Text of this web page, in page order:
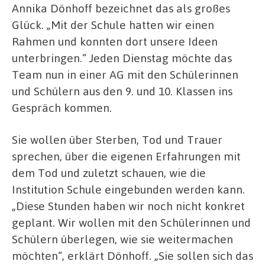
Annika Dönhoff bezeichnet das als großes
Glück. „Mit der Schule hatten wir einen
Rahmen und konnten dort unsere Ideen
unterbringen.“ Jeden Dienstag möchte das
Team nun in einer AG mit den Schülerinnen
und Schülern aus den 9. und 10. Klassen ins
Gespräch kommen.
Sie wollen über Sterben, Tod und Trauer
sprechen, über die eigenen Erfahrungen mit
dem Tod und zuletzt schauen, wie die
Institution Schule eingebunden werden kann.
„Diese Stunden haben wir noch nicht konkret
geplant. Wir wollen mit den Schülerinnen und
Schülern überlegen, wie sie weitermachen
möchten“, erklärt Dönhoff. „Sie sollen sich das